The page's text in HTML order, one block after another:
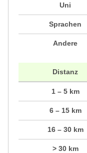
Uni
Sprachen
Andere
Distanz
1 – 5 km
6 – 15 km
16 – 30 km
> 30 km